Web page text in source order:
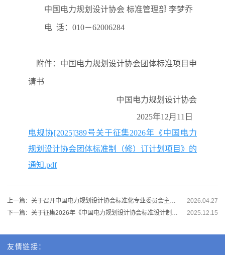
中国电力规划设计协会 标准管理部 李梦乔
电 话：010－62006284
附件：中国电力规划设计协会团体标准项目申
请书
中国 电力规划设计协会
2025年12月11日
电规协[2025]389号关于征集2026年《中国电力
规划设计协会团体标准制（修）订计划项目》的
通知.pdf
2026.04.27
2025.12.15
友情链接：